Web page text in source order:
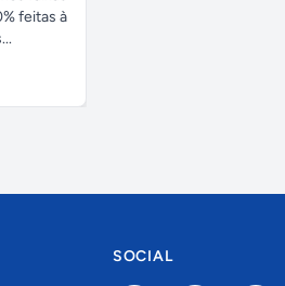
feitas à
SOCIAL